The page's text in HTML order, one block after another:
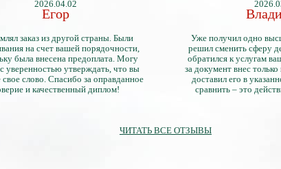
2026.04.02
Егор
заказ из другой страны. Были
на счет вашей порядочности,
была внесена предоплата. Могу
уверенностью утверждать, что вы
слово. Спасибо за оправданное
и качественный диплом!
Уже получил одно
решил сменить сферу
обратился к услугам
за документ внес
доставил его в
сравнить – это
ЧИТАТЬ ВСЕ ОТЗЫВЫ